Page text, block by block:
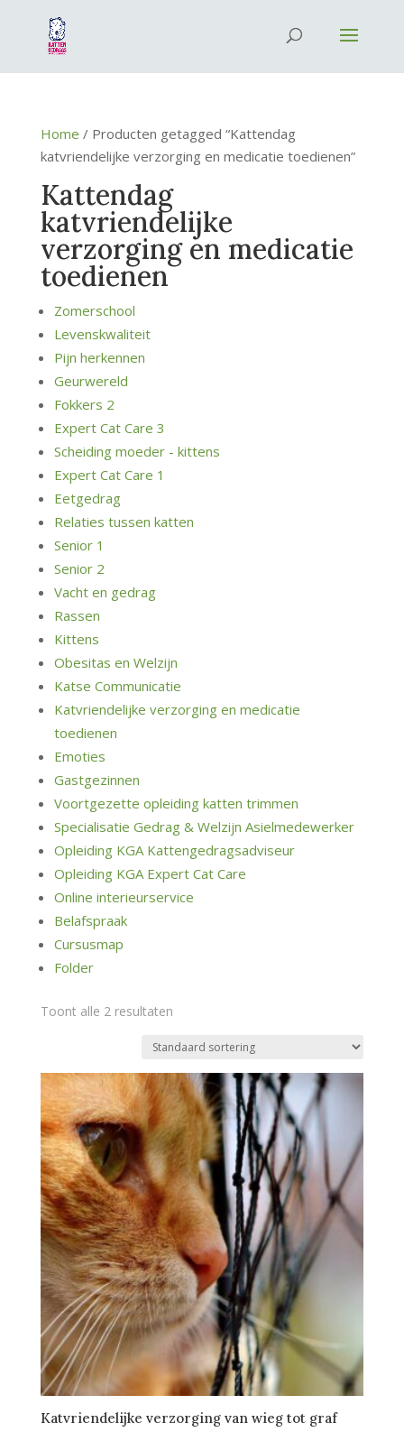
Home / Producten getagged “Kattendag
katvriendelijke verzorging en medicatie toedienen”
Kattendag
katvriendelijke
verzorging en medicatie
toedienen
Zomerschool
Levenskwaliteit
Pijn herkennen
Geurwereld
Fokkers 2
Expert Cat Care 3
Scheiding moeder - kittens
Expert Cat Care 1
Eetgedrag
Relaties tussen katten
Senior 1
Senior 2
Vacht en gedrag
Rassen
Kittens
Obesitas en Welzijn
Katse Communicatie
Katvriendelijke verzorging en medicatie
toedienen
Emoties
Gastgezinnen
Voortgezette opleiding katten trimmen
Specialisatie Gedrag & Welzijn Asielmedewerker
Opleiding KGA Kattengedragsadviseur
Opleiding KGA Expert Cat Care
Online interieurservice
Belafspraak
Cursusmap
Folder
Toont alle 2 resultaten
Katvriendelijke verzorging van wieg tot graf